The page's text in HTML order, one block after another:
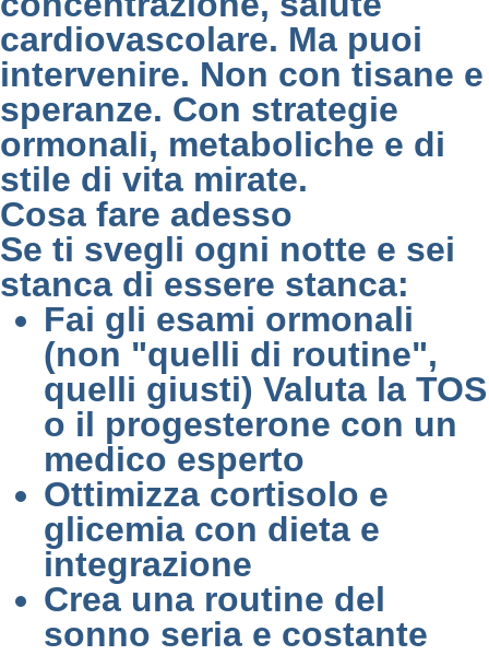
cardiovascolare. Ma puoi
intervenire. Non con tisane e
speranze. Con strategie
ormonali, metaboliche e di
stile di vita mirate.
Cosa fare adesso
Se ti svegli ogni notte e sei
stanca di essere stanca:
Fai gli esami ormonali
(non "quelli di routine",
quelli giusti) Valuta la TOS
o il progesterone con un
medico esperto
Ottimizza cortisolo e
glicemia con dieta e
integrazione
Crea una routine del
sonno seria e costante